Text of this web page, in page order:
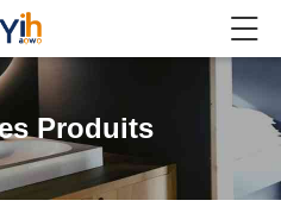
Produits